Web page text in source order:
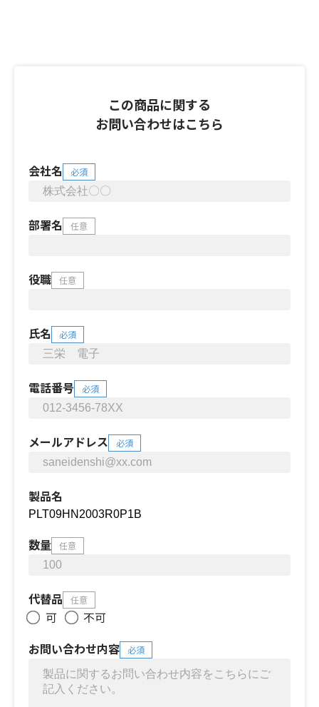
この商品に関する
お問い合わせはこちら
会社名 必須
部署名 任意
役職 任意
氏名 必須
電話番号 必須
メールアドレス 必須
製品名
数量 任意
代替品 任意
可
不可
お問い合わせ内容
必須